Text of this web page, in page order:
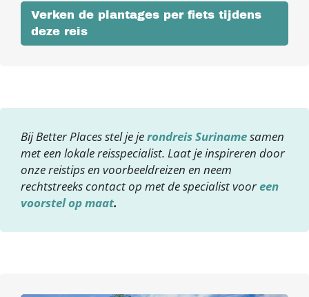
Verken de plantages per fiets tijdens
deze reis
Bij Better Places stel je jerondreis Surinamesamen
met een lokale reisspecialist. Laat je inspireren door
onze reistips en voorbeeldreizen en neem
rechtstreeks contact op met de specialist vooreen
voorstel op maat.